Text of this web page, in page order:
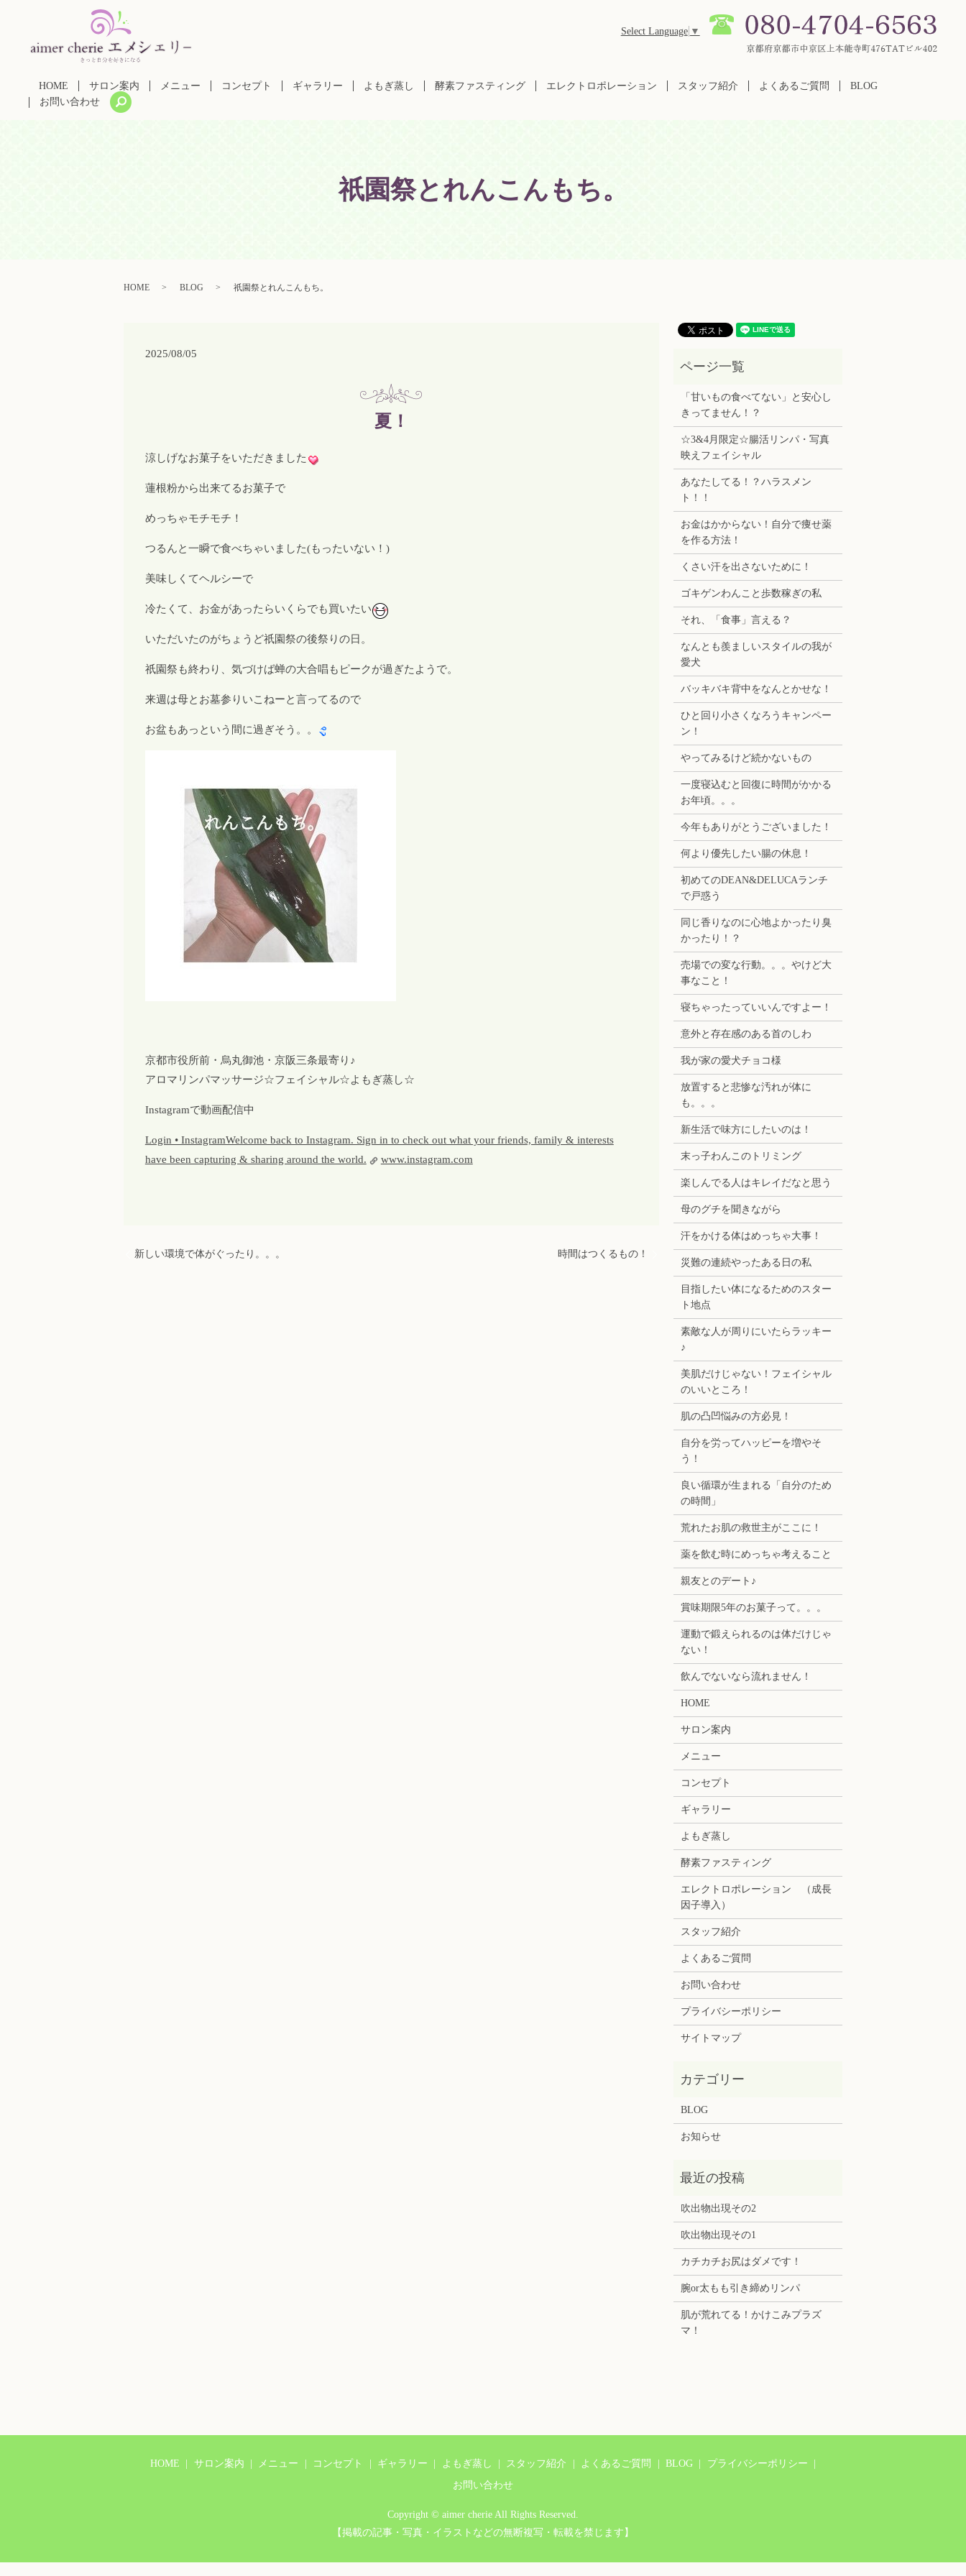
Select Language ▼
HOME サロン案内 メニュー コンセプト ギャラリー よもぎ蒸し 酵素ファスティング エレクトロポレーション スタッフ紹介 よくあるご質問
BLOG
お問い合わせ
祇園祭とれんこんもち。
HOME BLOG 祇園祭とれんこんもち。
2025/08/05
夏！
涼しげなお菓子をいただきました
蓮根粉から出来てるお菓子で
めっちゃモチモチ！
つるんと一瞬で食べちゃいました(もったいない！)
美味しくてヘルシーで
冷たくて、お金があったらいくらでも買いたい
いただいたのがちょうど祇園祭の後祭りの日。
祇園祭も終わり、気づけば蝉の大合唱もピークが過ぎたようで。
来週は母とお墓参りいこねーと言ってるので
お盆もあっという間に過ぎそう。。
京都市役所前・烏丸御池・京阪三条最寄り♪
アロマリンパマッサージ☆フェイシャル☆よもぎ蒸し☆
Instagramで動画配信中
Login • InstagramWelcome back to Instagram. Sign in to check out what your friends, family & interests
have been capturing & sharing around the world.
www.instagram.com
新しい環境で体がぐったり。。。 時間はつくるもの！
「甘いもの食べてない」と安心し
きってません！？
☆3&4月限定☆腸活リンパ・写真
映えフェイシャル
あなたしてる！？ハラスメン
ト！！
お金はかからない！自分で痩せ薬
を作る方法！
くさい汗を出さないために！
ゴキゲンわんこと歩数稼ぎの私
それ、「食事」言える？
なんとも羨ましいスタイルの我が
愛犬
バッキバキ背中をなんとかせな！
ひと回り小さくなろうキャンペー
ン！
やってみるけど続かないもの
一度寝込むと回復に時間がかかる
お年頃。。。
今年もありがとうございました！
何より優先したい腸の休息！
初めてのDEAN&DELUCAランチ
で戸惑う
同じ香りなのに心地よかったり臭
かったり！？
売場での変な行動。。。やけど大
事なこと！
寝ちゃったっていいんですよー！
意外と存在感のある首のしわ
我が家の愛犬チョコ様
放置すると悲惨な汚れが体に
も。。。
新生活で味方にしたいのは！
末っ子わんこのトリミング
楽しんでる人はキレイだなと思う
母のグチを聞きながら
汗をかける体はめっちゃ大事！
災難の連続やったある日の私
目指したい体になるためのスター
ト地点
素敵な人が周りにいたらラッキー
♪
美肌だけじゃない！フェイシャル
のいいところ！
肌の凸凹悩みの方必見！
自分を労ってハッピーを増やそ
う！
良い循環が生まれる「自分のため
の時間」
荒れたお肌の救世主がここに！
薬を飲む時にめっちゃ考えること
親友とのデート♪
賞味期限5年のお菓子って。。。
運動で鍛えられるのは体だけじゃ
ない！
飲んでないなら流れません！
HOME
サロン案内
メニュー
コンセプト
ギャラリー
よもぎ蒸し
酵素ファスティング
エレクトロポレーション （成長
因子導入）
スタッフ紹介
よくあるご質問
お問い合わせ
プライバシーポリシー
サイトマップ
BLOG
お知らせ
吹出物出現その2
吹出物出現その1
カチカチお尻はダメです！
腕or太もも引き締めリンパ
肌が荒れてる！かけこみプラズ
マ！
HOME サロン案内 メニュー コンセプト ギャラリー よもぎ蒸し スタッフ紹介 よくあるご質問 BLOG
プライバシーポリシー
お問い合わせ
Copyright © aimer cherie All Rights Reserved.
【掲載の記事・写真・イラストなどの無断複写・転載を禁じます】